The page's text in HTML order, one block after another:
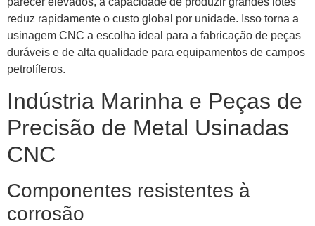
reduz rapidamente o custo global por unidade. Isso torna a
usinagem CNC a escolha ideal para a fabricação de peças
duráveis ​​e de alta qualidade para equipamentos de campos
petrolíferos.
Indústria Marinha e Peças de
Precisão de Metal Usinadas
CNC
Componentes resistentes à
corrosão